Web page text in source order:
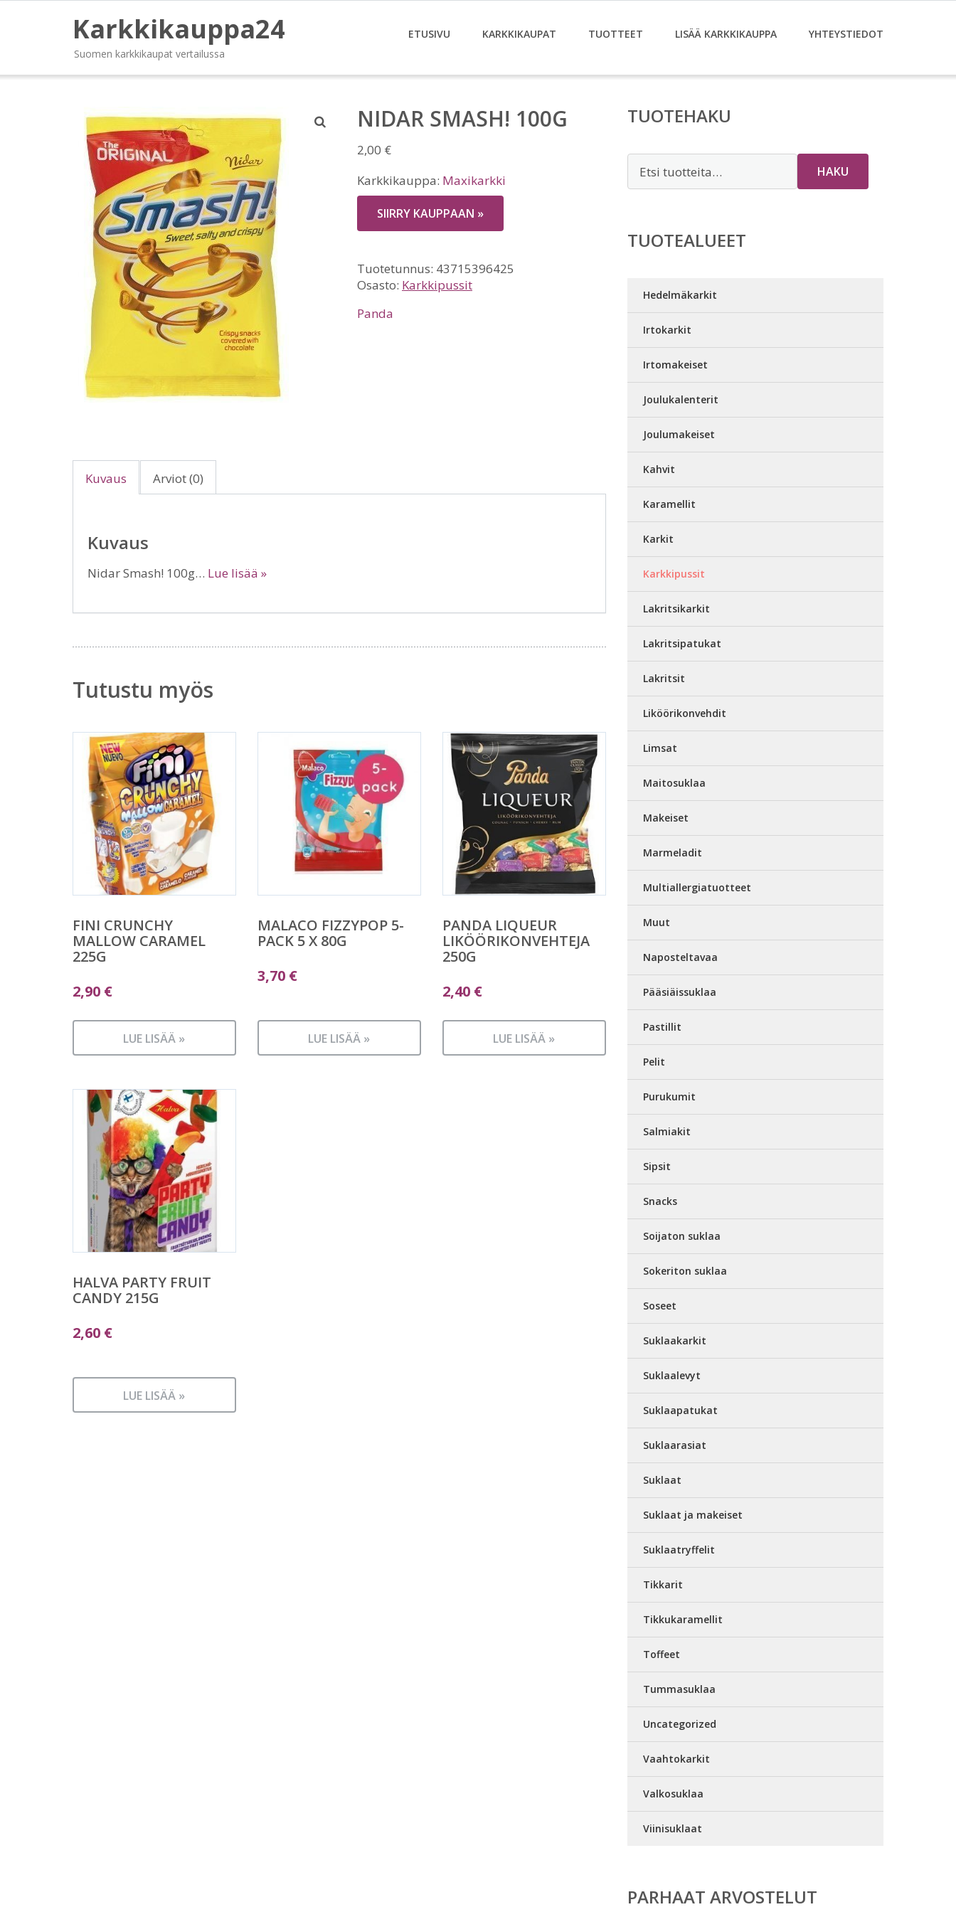
Karkkikauppa24
Suomen karkkikaupat vertailussa
ETUSIVU KARKKIKAUPAT TUOTTEET LISÄÄ KARKKIKAUPPA YHTEYSTIEDOT
NIDAR SMASH! 100G
2,00 €
Karkkikauppa: Maxikarkki
SIIRRY KAUPPAAN »
Tuotetunnus: 43715396425
Osasto: Karkkipussit
Panda
Kuvaus Arviot (0)
Kuvaus
Nidar Smash! 100g… Lue lisää »
Tutustu myös
FINI CRUNCHY
MALLOW CARAMEL
225G
2,90 €
LUE LISÄÄ »
MALACO FIZZYPOP 5-
PACK 5 X 80G
3,70 €
LUE LISÄÄ »
PANDA LIQUEUR
LIKÖÖRIKONVEHTEJA
250G
2,40 €
LUE LISÄÄ »
HALVA PARTY FRUIT
CANDY 215G
2,60 €
LUE LISÄÄ »
TUOTEHAKU
HAKU
TUOTEALUEET
Hedelmäkarkit
Irtokarkit
Irtomakeiset
Joulukalenterit
Joulumakeiset
Kahvit
Karamellit
Karkit
Karkkipussit
Lakritsikarkit
Lakritsipatukat
Lakritsit
Liköörikonvehdit
Limsat
Maitosuklaa
Makeiset
Marmeladit
Multiallergiatuotteet
Muut
Naposteltavaa
Pääsiäissuklaa
Pastillit
Pelit
Purukumit
Salmiakit
Sipsit
Snacks
Soijaton suklaa
Sokeriton suklaa
Soseet
Suklaakarkit
Suklaalevyt
Suklaapatukat
Suklaarasiat
Suklaat
Suklaat ja makeiset
Suklaatryffelit
Tikkarit
Tikkukaramellit
Toffeet
Tummasuklaa
Uncategorized
Vaahtokarkit
Valkosuklaa
Viinisuklaat
PARHAAT ARVOSTELUT